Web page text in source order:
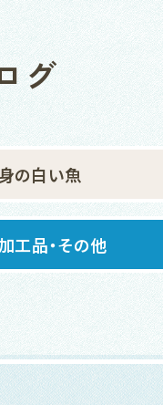
グ
身の白い魚
加工品・その他